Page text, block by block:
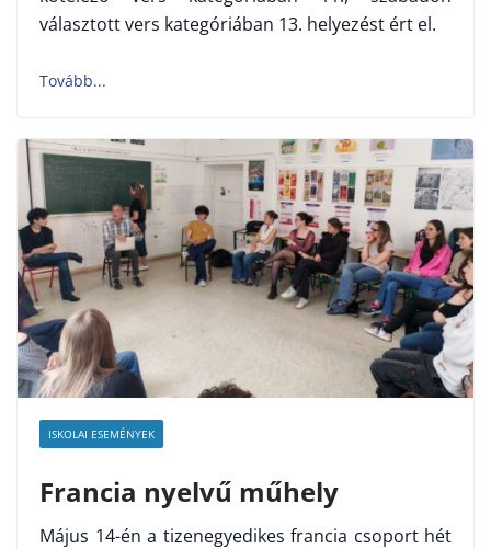
választott vers kategóriában 13. helyezést ért el.
ISKOLAI ESEMÉNYEK
Francia nyelvű műhely
Május 14-én a tizenegyedikes francia csoport hét